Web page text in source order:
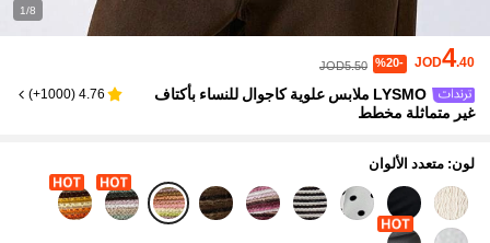
1/8
JOD4.40
%20-
JOD5.50
LYSMO ملابس علوية كاجوال للنساء بأكتاف
غير متماثلة مخطط
4.76
(
1000+
)
لون: متعدد الألوان